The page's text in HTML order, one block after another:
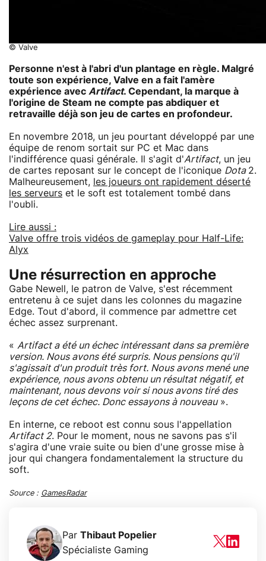
© Valve
Personne n'est à l'abri d'un plantage en règle. Malgré
toute son expérience, Valve en a fait l'amère
expérience avec Artifact. Cependant, la marque à
l'origine de Steam ne compte pas abdiquer et
retravaille déjà son jeu de cartes en profondeur.
En novembre 2018, un jeu pourtant développé par une
équipe de renom sortait sur PC et Mac dans
l'indifférence quasi générale. Il s'agit d'Artifact, un jeu
de cartes reposant sur le concept de l'iconique Dota 2.
Malheureusement, les joueurs ont rapidement déserté
les serveurs et le soft est totalement tombé dans
l'oubli.
Lire aussi :
Valve offre trois vidéos de gameplay pour Half-Life:
Alyx
Une résurrection en approche
Gabe Newell, le patron de Valve, s'est récemment
entretenu à ce sujet dans les colonnes du magazine
Edge. Tout d'abord, il commence par admettre cet
échec assez surprenant.
« Artifact a été un échec intéressant dans sa première
version. Nous avons été surpris. Nous pensions qu'il
s'agissait d'un produit très fort. Nous avons mené une
expérience, nous avons obtenu un résultat négatif, et
maintenant, nous devons voir si nous avons tiré des
leçons de cet échec. Donc essayons à nouveau».
En interne, ce reboot est connu sous l'appellation
Artifact 2. Pour le moment, nous ne savons pas s'il
s'agira d'une vraie suite ou bien d'une grosse mise à
jour qui changera fondamentalement la structure du
soft.
Source : GamesRadar
Par Thibaut Popelier
Spécialiste Gaming